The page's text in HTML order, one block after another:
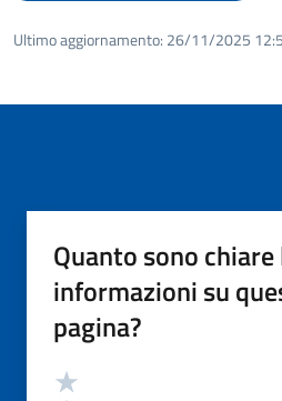
Ultimo aggiornamento: 26/11/2025
Quanto sono chiare
informazioni su
pagina?
Valutazione